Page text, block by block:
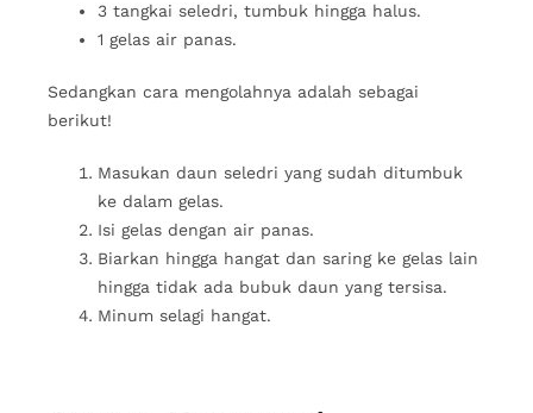
3 tangkai seledri, tumbuk hingga halus.
1 gelas air panas.
Sedangkan cara mengolahnya adalah sebagai
berikut!
Masukan daun seledri yang sudah ditumbuk
ke dalam gelas.
Isi gelas dengan air panas.
Biarkan hingga hangat dan saring ke gelas lain
hingga tidak ada bubuk daun yang tersisa.
Minum selagi hangat.